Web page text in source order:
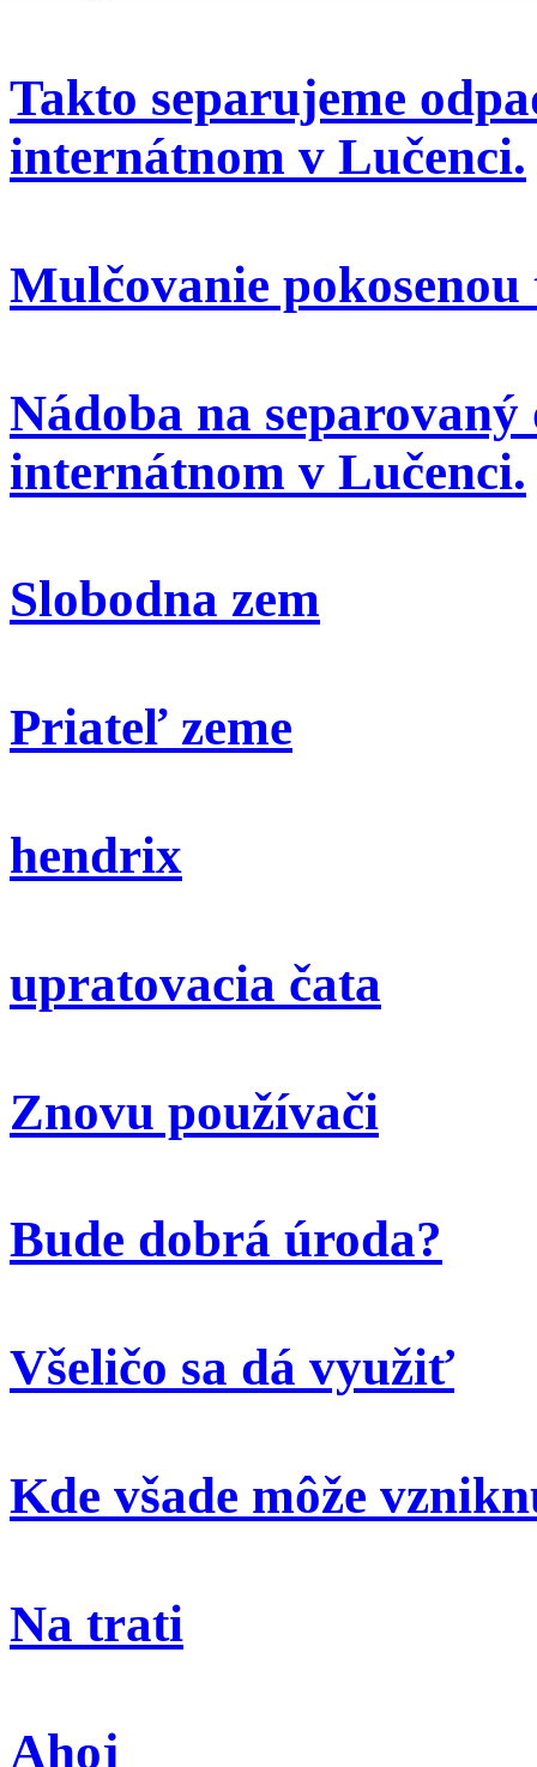
Takto separujeme
internátnom v Lučenci.
Mulčovanie
Nádoba na
internátnom v Lučenci.
Slobodna zem
Priateľ zeme
hendrix
upratovacia čata
Znovu používači
Bude dobrá úroda?
Všeličo sa dá využiť
Kde všade môže
Na trati
Ahoj